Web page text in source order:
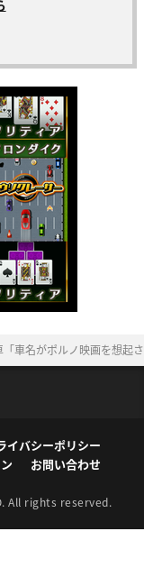
車名がポルノ映画を想起
イバシーポリシー
お問い合わせ
All rights reserved.